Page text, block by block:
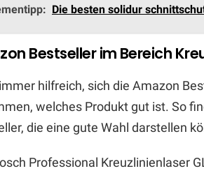
Die besten solidur
Bestseller im Bereich
hilfreich, sich die Amazon
welches Produkt gut ist. So
die eine gute Wahl darstellen
Professional Kreuzlinienlaser